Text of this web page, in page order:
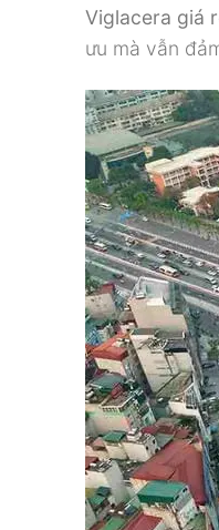
Viglacera giá
ưu mà vẫn